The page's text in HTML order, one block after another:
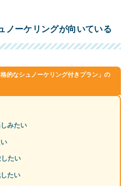
ノーケリングが向いている
的なシュノーケリング付きプラン」の
みたい
たい
たい